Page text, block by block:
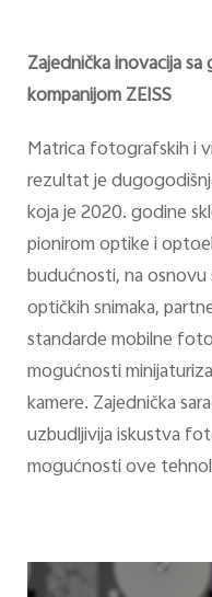
Zajednička inovacija
kompanijom ZEISS
Matrica fotografskih i
rezultat je
koja je 2020. godine
pionirom optike i
budućnosti, na
optičkih snimaka,
standarde mobilne
mogućnosti
kamere. Zajednička
uzbudljivija iskustva
mogućnosti ove